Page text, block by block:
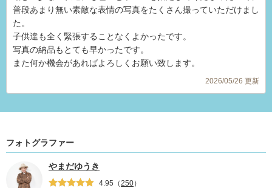
普段あまり無い素敵な表情の写真をたくさん撮っていただけまし
た。
子供達も全く緊張することなくよかったです。
写真の納品もとても早かったです。
また何か機会があればよろしくお願い致します。
2026/05/26 更新
フォトグラファー
やまだゆうき
4.95 （250）